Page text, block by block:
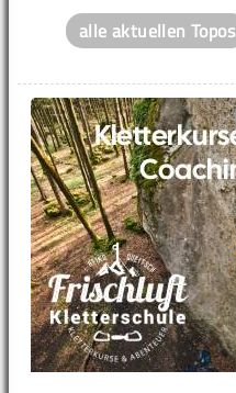
alle aktuellen Topos